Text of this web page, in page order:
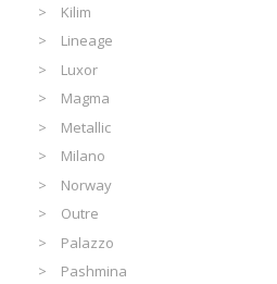
Kilim
Lineage
Luxor
Magma
Metallic
Milano
Norway
Outre
Palazzo
Pashmina